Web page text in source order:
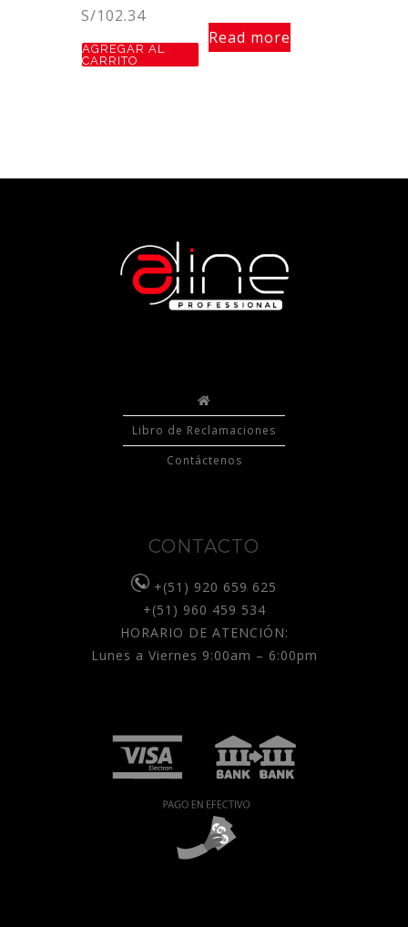
S/102.34
AGREGAR AL
CARRITO
Read more
Libro de Reclamaciones
Contáctenos
CONTACTO
+(51) 920 659 625
+(51) 960 459 534
HORARIO DE ATENCIÓN:
Lunes a Viernes 9:00am – 6:00pm